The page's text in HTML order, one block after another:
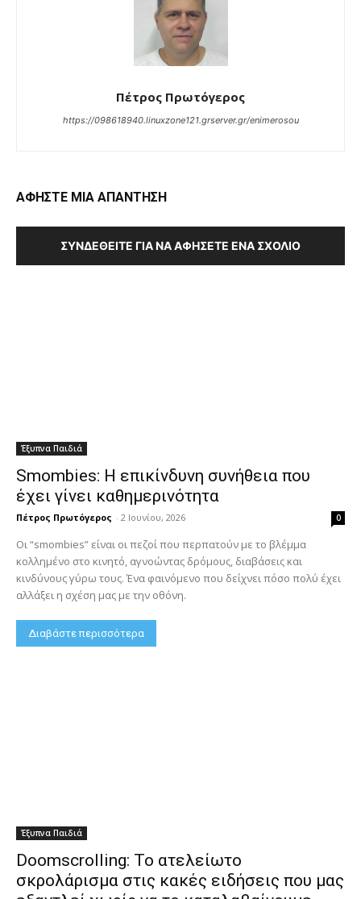
Πέτρος Πρωτόγερος
https://098618940.linuxzone121.grserver.gr/enimerosou
ΑΦΗΣΤΕ ΜΙΑ ΑΠΑΝΤΗΣΗ
ΣΥΝΔΕΘΕΊΤΕ ΓΙΑ ΝΑ ΑΦΉΣΕΤΕ ΈΝΑ ΣΧΌΛΙΟ
Έξυπνα Παιδιά
Smombies: Η επικίνδυνη συνήθεια που
έχει γίνει καθημερινότητα
Πέτρος Πρωτόγερος - 2 Ιουνίου, 2026 0
Οι “smombies” είναι οι πεζοί που περπατούν με το βλέμμα
κολλημένο στο κινητό, αγνοώντας δρόμους, διαβάσεις και
κινδύνους γύρω τους. Ένα φαινόμενο που δείχνει πόσο πολύ έχει
αλλάξει η σχέση μας με την οθόνη.
Διαβάστε περισσότερα
Έξυπνα Παιδιά
Doomscrolling: Το ατελείωτο
σκρολάρισμα στις κακές ειδήσεις που μας